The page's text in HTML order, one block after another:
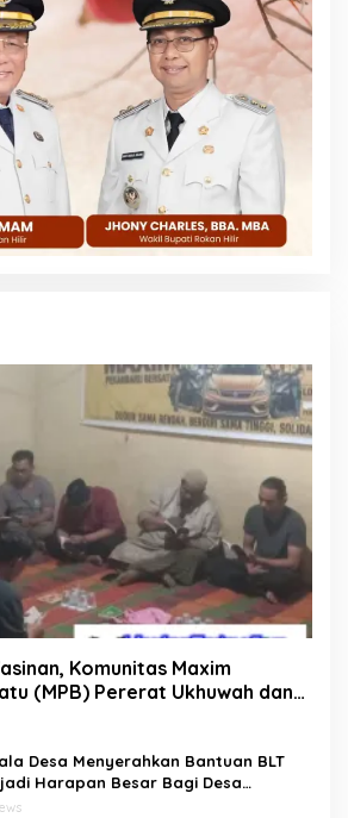
Komunitas Maxim
(MPB) Pererat Ukhuwah dan
Desa Menyerahkan Bantuan BLT
Harapan Besar Bagi Desa
kecamatan pulau pulau batu